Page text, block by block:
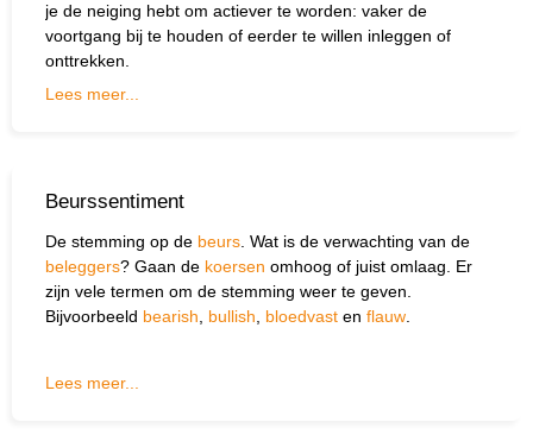
je de neiging hebt om actiever te worden: vaker de
voortgang bij te houden of eerder te willen inleggen of
onttrekken.
Lees meer...
Beurssentiment
De stemming op de beurs . Wat is de verwachting van de
beleggers? Gaan de koersen omhoog of juist omlaag. Er
zijn vele termen om de stemming weer te geven.
Bijvoorbeeld bearish bullish bloedvast en flauw
Lees meer...